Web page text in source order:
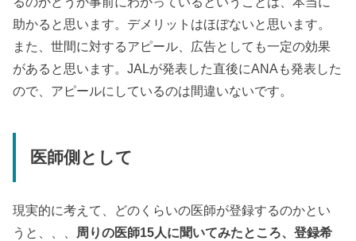
助かると思います。デメリットはほぼないと思います。
また、世間に対するアピール、広告としても一定の効果
があると思います。JALが発表した直後にANAも発表した
ので、アピールにしているのは間違いないです。
医師側として
現実的に考えて、どのくらいの医師が登録するのかとい
うと、、、 周りの医師15人に聞いてみたところ、登録希